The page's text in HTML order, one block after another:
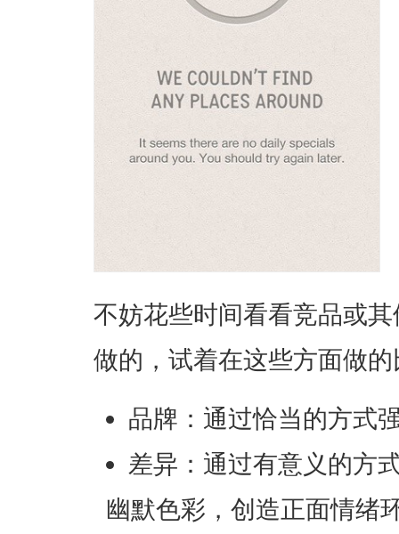
不妨花些时间看看竞品或
做的，试着在这些方面做
品牌：通过恰当的方式
差异：通过有意义的方
幽默色彩，创造正面情绪